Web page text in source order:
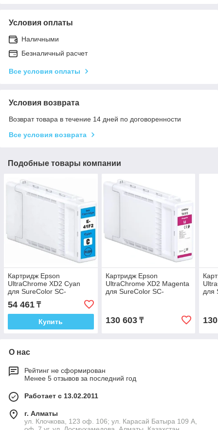
Условия оплаты
Наличными
Безналичный расчет
Все условия оплаты
Условия возврата
Возврат товара в течение 14 дней по договоренности
Все условия возврата
Подобные товары компании
Картридж Epson
UltraChrome XD2 Cyan
для SureColor SC-
T3400/SC-T3400N/SC-
T5400 C13T41R240
54 461 ₸
Купить
Картридж Epson
UltraChrome XD2 Magenta
для SureColor SC-
130 603₸
для
О нас
Рейтинг не сформирован
Менее 5 отзывов за последний год
Работает с 13.02.2011
г. Алматы
ул. Клочкова, 123 оф. 106; ул. Карасай Батыра 109 А,